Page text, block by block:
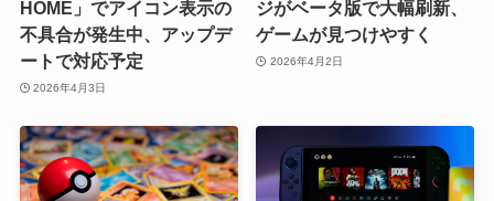
HOME」でアイコン表示の
不具合が発生中、アップデ
ートで対応予定
2026年4月3日
ジがベータ版で大幅刷新、
ゲームが見つけやすく
2026年4月2日